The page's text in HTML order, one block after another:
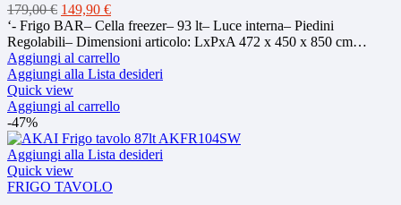
179,00€ Il
prezzo
originale
era:
179,00 €.
149,90 €Il
prezzo
attuale
è:
149,90 €.
‘- Frigo BAR– Cella freezer– 93 lt– Luce interna– Piedini
Regolabili– Dimensioni articolo: LxPxA 472 x 450 x 850 cm…
Aggiungi al carrello
Aggiungi alla Lista desideri
Quick view
Aggiungi al carrello
-47%
Aggiungi alla Lista desideri
Quick view
FRIGO TAVOLO